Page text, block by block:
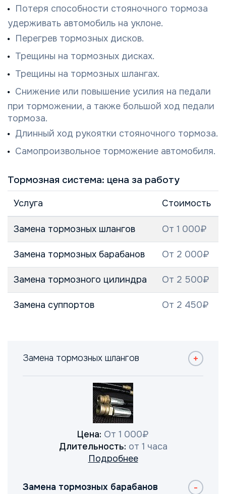
Потеря способности стояночного тормоза
удерживать автомобиль на уклоне.
Перегрев тормозных дисков.
Трещины на тормозных дисках.
Трещины на тормозных шлангах.
Снижение или повышение усилия на педали
при торможении, а также большой ход педали
тормоза.
Длинный ход рукоятки стояночного тормоза.
Самопроизвольное торможение автомобиля.
Тормозная система: цена за работу
Услуга Стоимость
Замена тормозных шлангов От 1 000₽
Замена тормозных барабанов От 2 000₽
Замена тормозного цилиндра От 2 500₽
Замена суппортов От 2 450₽
Замена тормозных шлангов
Цена: От 1 000₽
Длительность: от 1 часа
Подробнее
Замена тормозных барабанов